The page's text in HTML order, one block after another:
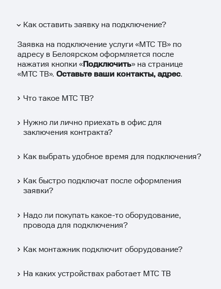
Как оставить заявку на подключение?
Заявка на подключение услуги «МТС ТВ» по
адресу в Белоярском оформляется после
нажатия кнопки «Подключить» на странице
«МТС ТВ». Оставьте ваши контакты, адрес.
Что такое МТС ТВ?
Нужно ли лично приехать в офис для
заключения контракта?
Как выбрать удобное время для подключения?
Как быстро подключат после оформления
заявки?
Надо ли покупать какое-то оборудование,
провода для подключения?
Как монтажник подключит оборудование?
На каких устройствах работает МТС ТВ